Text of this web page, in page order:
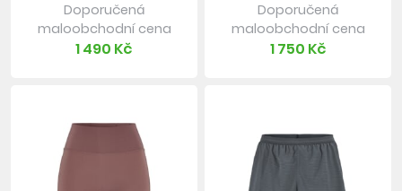
Doporučená
maloobchodní cena
1 490 Kč
Doporučená
maloobchodní cena
1 750 Kč